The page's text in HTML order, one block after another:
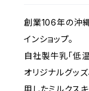
創業106年の沖
インショップ。
自社製牛乳「低
オリジナルグッ
用したミルクス